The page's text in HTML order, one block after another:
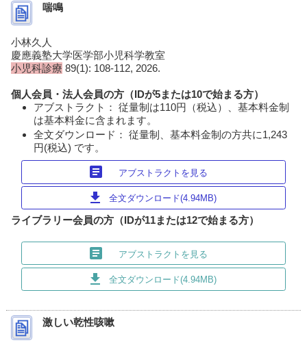
喘鳴
小林久人
慶應義塾大学医学部小児科学教室
小児科診療 89(1): 108-112, 2026.
個人会員・法人会員の方（IDが5または10で始まる方）
アブストラクト： 従量制は110円（税込）、基本料金制
は基本料金に含まれます。
全文ダウンロード： 従量制、基本料金制の方共に1,243
円(税込) です。
article アブストラクトを見る
download 全文ダウンロード(4.94MB)
ライブラリー会員の方（IDが11または12で始まる方）
article アブストラクトを見る
download 全文ダウンロード(4.94MB)
激しい乾性咳嗽